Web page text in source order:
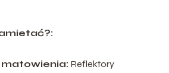
matowienia: Reflektory